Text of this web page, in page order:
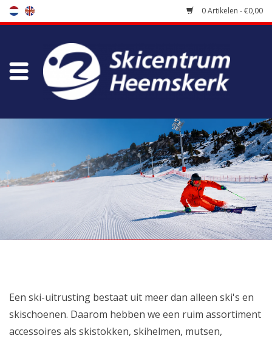
0 Artikelen - €0,00
Winkel
Onderhoud
Koopgidsen
Een ski-uitrusting bestaat uit meer dan alleen ski's en
skischoenen. Daarom hebben we een ruim assortiment
accessoires als skistokken, skihelmen, mutsen,